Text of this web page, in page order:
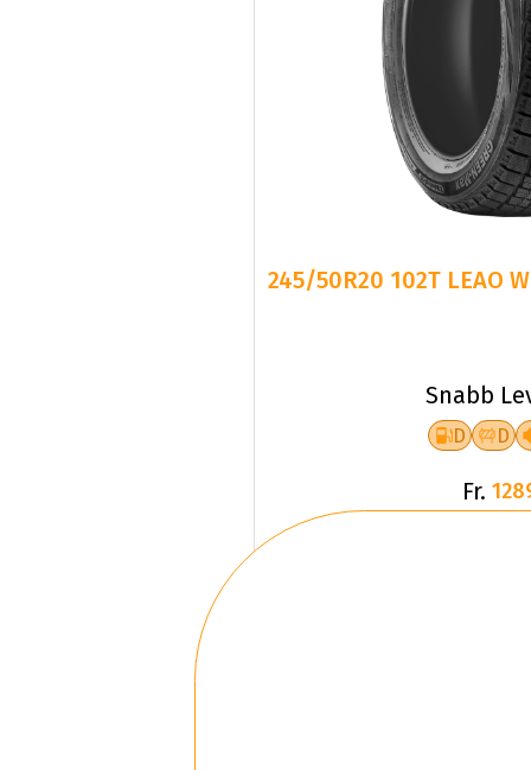
245/50R20 102T LEAO
Snabb
D D
Fr.